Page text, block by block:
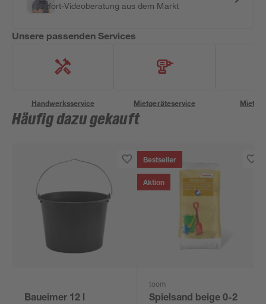
Sofort-Videoberatung aus dem Markt
Unsere passenden Services
Handwerksservice Mietgeräteservice
Häufig dazu gekauft
Baueimer 12 l
Bestseller
Aktion
toom
Spielsand beige 0-2